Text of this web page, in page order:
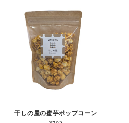
干しの屋の蜜芋ポップコーン